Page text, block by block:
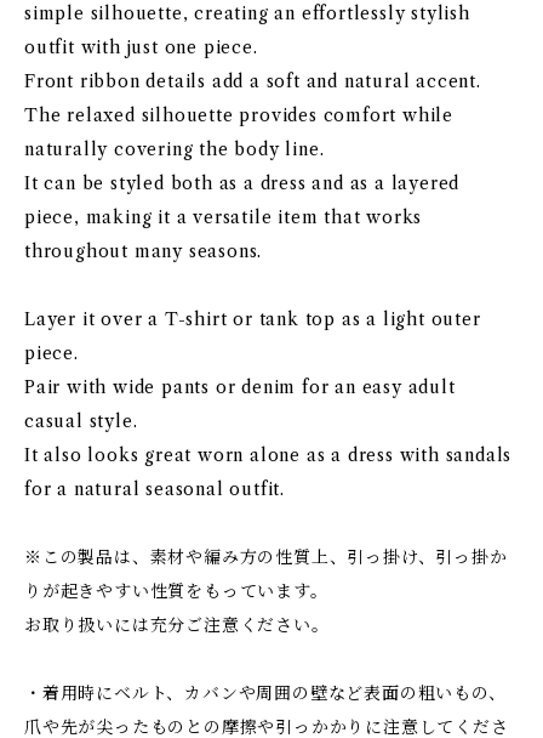
simple silhouette, creating an effortlessly stylish
outfit with just one piece.
Front ribbon details add a soft and natural accent.
The relaxed silhouette provides comfort while
naturally covering the body line.
It can be styled both as a dress and as a layered
piece, making it a versatile item that works
throughout many seasons.
Layer it over a T-shirt or tank top as a light outer
piece.
Pair with wide pants or denim for an easy adult
casual style.
It also looks great worn alone as a dress with sandals
for a natural seasonal outfit.
※この製品は、素材や編み方の性質上、引っ掛け、引っ掛か
りが起きやすい性質をもっています。
お取り扱いには充分ご注意ください。
・着用時にベルト、カバンや周囲の壁など表面の粗いもの、
爪や先が尖ったものとの摩擦や引っかかりに注意してくださ